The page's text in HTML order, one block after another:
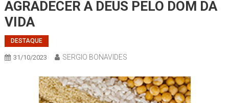
AGRADECER A DEUS PELO DOM DA
VIDA
DESTAQUE
31/10/2023 SERGIO BONAVIDES